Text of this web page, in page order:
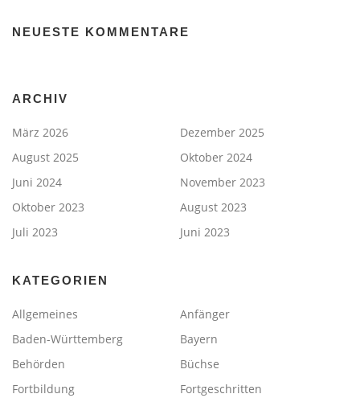
NEUESTE KOMMENTARE
ARCHIV
März 2026
Dezember 2025
August 2025
Oktober 2024
Juni 2024
November 2023
Oktober 2023
August 2023
Juli 2023
Juni 2023
KATEGORIEN
Allgemeines
Anfänger
Baden-Württemberg
Bayern
Behörden
Büchse
Fortbildung
Fortgeschritten